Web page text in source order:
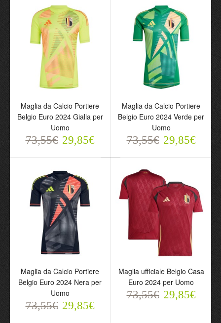
Belgio Euro 2024 Gialla
per Uomo
73,55€
Belgio Euro 2024 Verde
per Uomo
73,55€ 29,85€
Maglia da Calcio Portiere
Belgio Euro 2024 Nera
per Uomo
73,55€
Maglia ufficiale Belgio
Casa Euro 2024 per
Uomo
73,55€ 29,85€
Maglia da Calcio Portiere
Belgio Euro 2024 Gialla per
Uomo
73,55€ 29,85€
Maglia da Calcio Portiere
Belgio Euro 2024 Verde per
Uomo
73,55€ 29,85€
Maglia da Calcio Portiere
Belgio Euro 2024 Nera per
Uomo
73,55€ 29,85€
Maglia ufficiale Belgio Casa
Euro 2024 per Uomo
73,55€ 29,85€